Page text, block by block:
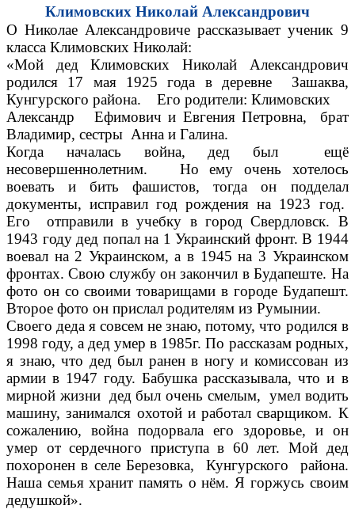
Климовских Николай Александрович
О Николае Александровиче рассказывает ученик 9
класса Климовских Николай:
«Мой дед Климовских Николай Александрович
родился 17 мая 1925 года в деревне Зашаква,
Кунгурского района. Его родители: Климовских
Александр Ефимович и Евгения Петровна, брат
Владимир, сестры Анна и Галина.
Когда началась война, дед был ещё
несовершеннолетним. Но ему очень хотелось
воевать и бить фашистов, тогда он подделал
документы, исправил год рождения на 1923 год.
Его отправили в учебку в город Свердловск. В
1943 году дед попал на 1 Украинский фронт. В 1944
воевал на 2 Украинском, а в 1945 на 3 Украинском
фронтах. Свою службу он закончил в Будапеште. На
фото он со своими товарищами в городе Будапешт.
Второе фото он прислал родителям из Румынии.
Своего деда я совсем не знаю, потому, что родился в
1998 году, а дед умер в 1985г. По рассказам родных,
я знаю, что дед был ранен в ногу и комиссован из
армии в 1947 году. Бабушка рассказывала, что и в
мирной жизни дед был очень смелым, умел водить
машину, занимался охотой и работал сварщиком. К
сожалению, война подорвала его здоровье, и он
умер от сердечного приступа в 60 лет. Мой дед
похоронен в селе Березовка, Кунгурского района.
Наша семья хранит память о нём. Я горжусь своим
дедушкой».